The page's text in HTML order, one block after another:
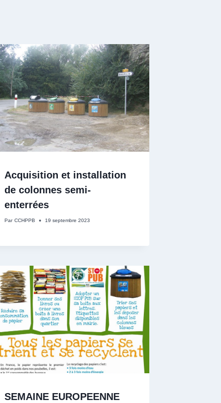
Acquisition et installation
de colonnes semi-
enterrées
Par CCHPPB 19 septembre 2023
SEMAINE EUROPEENNE